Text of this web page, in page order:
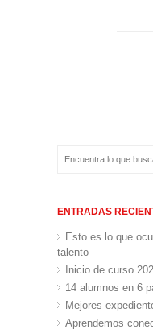
ENTRADAS
Esto es lo que
talento
Inicio de curso
14 alumnos en 6
Mejores
Aprendemos